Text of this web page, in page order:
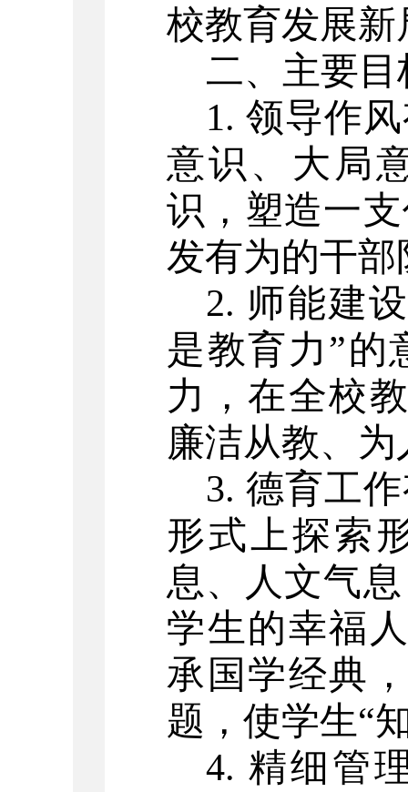
校教育发展新
二、主要目
1. 领导作
意识、大局
识，塑造一
发有为的干部
2. 师能建
是教育力”的
力，在全校
廉洁从教、
3. 德育工
形式上探索
息、人文气
学生的幸福
承国学经典
题，使学生“
4. 精细管